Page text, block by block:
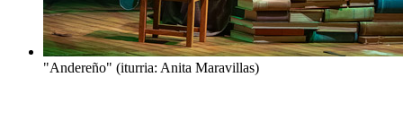
"Andereño" (iturria: Anita Maravillas)